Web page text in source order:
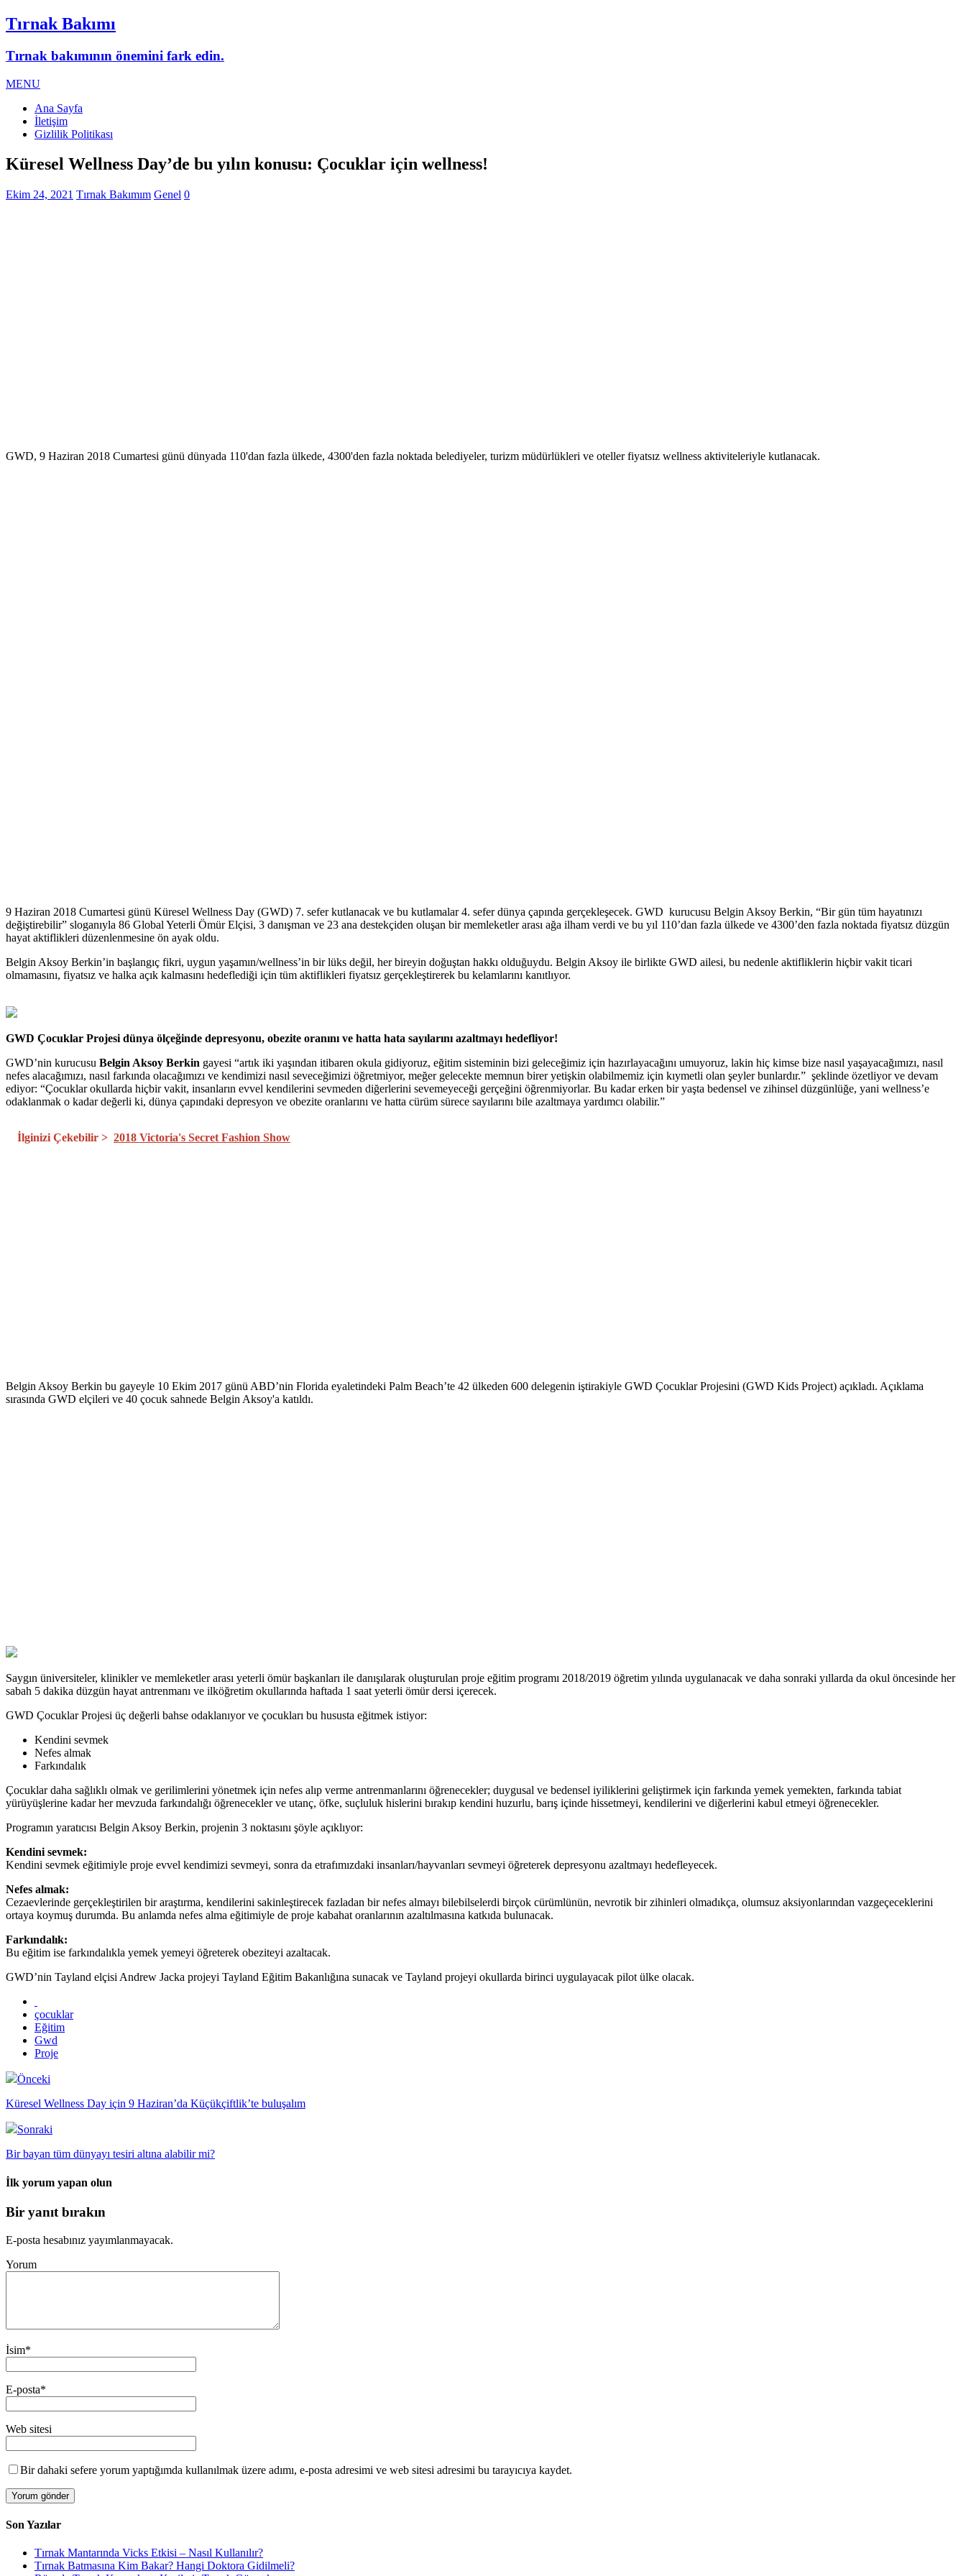
Tırnak Bakımı
Tırnak bakımının önemini fark edin.
MENU
Ana Sayfa
İletişim
Gizlilik Politikası
Küresel Wellness Day’de bu yılın konusu: Çocuklar için wellness!
Ekim 24, 2021 Tırnak Bakımım Genel 0
GWD, 9 Haziran 2018 Cumartesi günü dünyada 110'dan fazla ülkede, 4300'den fazla noktada belediyeler, turizm müdürlükleri ve oteller fiyatsız wellness aktiviteleriyle kutlanacak.
9 Haziran 2018 Cumartesi günü Küresel Wellness Day (GWD) 7. sefer kutlanacak ve bu kutlamalar 4. sefer dünya çapında gerçekleşecek. GWD kurucusu Belgin Aksoy Berkin, “Bir gün tüm hayatınızı
değiştirebilir” sloganıyla 86 Global Yeterli Ömür Elçisi, 3 danışman ve 23 ana destekçiden oluşan bir memleketler arası ağa ilham verdi ve bu yıl 110’dan fazla ülkede ve 4300’den fazla noktada fiyatsız düzgün
hayat aktiflikleri düzenlenmesine ön ayak oldu.
Belgin Aksoy Berkin’in başlangıç fikri, uygun yaşamın/wellness’in bir lüks değil, her bireyin doğuştan hakkı olduğuydu. Belgin Aksoy ile birlikte GWD ailesi, bu nedenle aktifliklerin hiçbir vakit ticari
olmamasını, fiyatsız ve halka açık kalmasını hedeflediği için tüm aktiflikleri fiyatsız gerçekleştirerek bu kelamlarını kanıtlıyor.
GWD Çocuklar Projesi dünya ölçeğinde depresyonu, obezite oranını ve hatta hata sayılarını azaltmayı hedefliyor!
GWD’nin kurucusu Belgin Aksoy Berkin gayesi “artık iki yaşından itibaren okula gidiyoruz, eğitim sisteminin bizi geleceğimiz için hazırlayacağını umuyoruz, lakin hiç kimse bize nasıl yaşayacağımızı, nasıl
nefes alacağımızı, nasıl farkında olacağımızı ve kendimizi nasıl seveceğimizi öğretmiyor, meğer gelecekte memnun birer yetişkin olabilmemiz için kıymetli olan şeyler bunlardır.” şeklinde özetliyor ve devam
ediyor: “Çocuklar okullarda hiçbir vakit, insanların evvel kendilerini sevmeden diğerlerini sevemeyeceği gerçeğini öğrenmiyorlar. Bu kadar erken bir yaşta bedensel ve zihinsel düzgünlüğe, yani wellness’e
odaklanmak o kadar değerli ki, dünya çapındaki depresyon ve obezite oranlarını ve hatta cürüm sürece sayılarını bile azaltmaya yardımcı olabilir.”
İlginizi Çekebilir > 2018 Victoria's Secret Fashion Show
Belgin Aksoy Berkin bu gayeyle 10 Ekim 2017 günü ABD’nin Florida eyaletindeki Palm Beach’te 42 ülkeden 600 delegenin iştirakiyle GWD Çocuklar Projesini (GWD Kids Project) açıkladı. Açıklama
sırasında GWD elçileri ve 40 çocuk sahnede Belgin Aksoy'a katıldı.
Saygın üniversiteler, klinikler ve memleketler arası yeterli ömür başkanları ile danışılarak oluşturulan proje eğitim programı 2018/2019 öğretim yılında uygulanacak ve daha sonraki yıllarda da okul öncesinde her
sabah 5 dakika düzgün hayat antrenmanı ve ilköğretim okullarında haftada 1 saat yeterli ömür dersi içerecek.
GWD Çocuklar Projesi üç değerli bahse odaklanıyor ve çocukları bu hususta eğitmek istiyor:
Kendini sevmek
Nefes almak
Farkındalık
Çocuklar daha sağlıklı olmak ve gerilimlerini yönetmek için nefes alıp verme antrenmanlarını öğrenecekler; duygusal ve bedensel iyiliklerini geliştirmek için farkında yemek yemekten, farkında tabiat
yürüyüşlerine kadar her mevzuda farkındalığı öğrenecekler ve utanç, öfke, suçluluk hislerini bırakıp kendini huzurlu, barış içinde hissetmeyi, kendilerini ve diğerlerini kabul etmeyi öğrenecekler.
Programın yaratıcısı Belgin Aksoy Berkin, projenin 3 noktasını şöyle açıklıyor:
Kendini sevmek:
Kendini sevmek eğitimiyle proje evvel kendimizi sevmeyi, sonra da etrafımızdaki insanları/hayvanları sevmeyi öğreterek depresyonu azaltmayı hedefleyecek.
Nefes almak:
Cezaevlerinde gerçekleştirilen bir araştırma, kendilerini sakinleştirecek fazladan bir nefes almayı bilebilselerdi birçok cürümlünün, nevrotik bir zihinleri olmadıkça, olumsuz aksiyonlarından vazgeçeceklerini
ortaya koymuş durumda. Bu anlamda ​nefes alma eğitimiyle de proje kabahat oranlarının azaltılmasına katkıda bulunacak.
Farkındalık:
Bu eğitim ise farkındalıkla yemek yemeyi öğreterek obeziteyi azaltacak.
GWD’nin Tayland elçisi Andrew Jacka projeyi Tayland Eğitim Bakanlığına sunacak ve Tayland projeyi okullarda birinci uygulayacak pilot ülke olacak.
çocuklar
Eğitim
Gwd
Proje
Önceki
Küresel Wellness Day için 9 Haziran’da Küçükçiftlik’te buluşalım
Sonraki
Bir bayan tüm dünyayı tesiri altına alabilir mi?
İlk yorum yapan olun
Bir yanıt bırakın
E-posta hesabınız yayımlanmayacak.
Yorum
İsim*
E-posta*
Web sitesi
Bir dahaki sefere yorum yaptığımda kullanılmak üzere adımı, e-posta adresimi ve web sitesi adresimi bu tarayıcıya kaydet.
Son Yazılar
Tırnak Mantarında Vicks Etkisi – Nasıl Kullanılır?
Tırnak Batmasına Kim Bakar? Hangi Doktora Gidilmeli?